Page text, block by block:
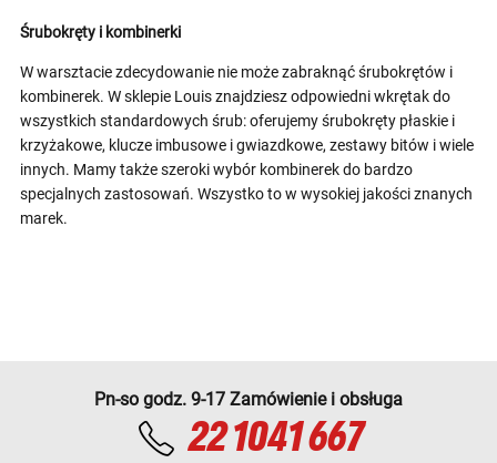
Śrubokręty i kombinerki
W warsztacie zdecydowanie nie może zabraknąć śrubokrętów i
kombinerek. W sklepie Louis znajdziesz odpowiedni wkrętak do
wszystkich standardowych śrub: oferujemy śrubokręty płaskie i
krzyżakowe, klucze imbusowe i gwiazdkowe, zestawy bitów i wiele
innych. Mamy także szeroki wybór kombinerek do bardzo
specjalnych zastosowań. Wszystko to w wysokiej jakości znanych
marek.
Pn-so godz. 9-17 Zamówienie i obsługa
22 1041 667